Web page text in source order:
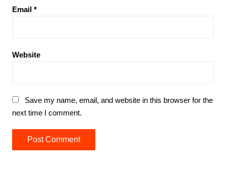
Email *
Website
Save my name, email, and website in this browser for the
next time I comment.